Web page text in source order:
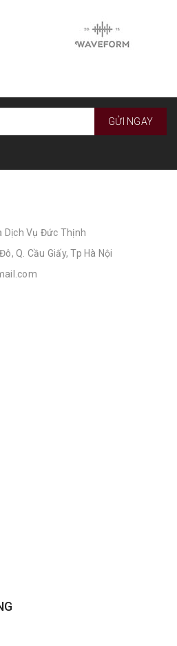
GỬI NGAY
Dịch Vụ Đức Thịnh
Q. Cầu Giấy, Tp Hà Nội